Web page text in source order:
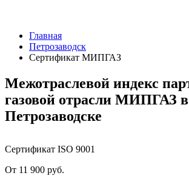
Главная
Петрозаводск
Сертификат МИПГАЗ
Межотраслевой индекс
газовой отрасли МИПГАЗ в
Петрозаводске
Сертификат ISO 9001
От 11 900 руб.